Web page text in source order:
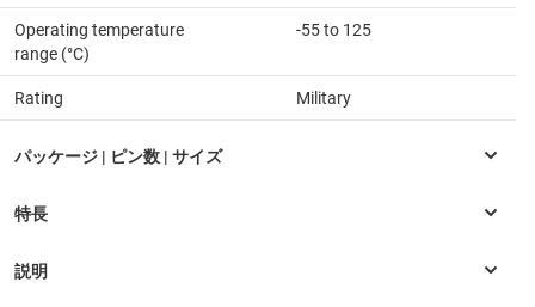
Operating temperature
range (°C)
-55 to 125
Rating Military